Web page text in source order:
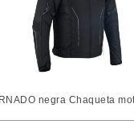
negra Chaqueta